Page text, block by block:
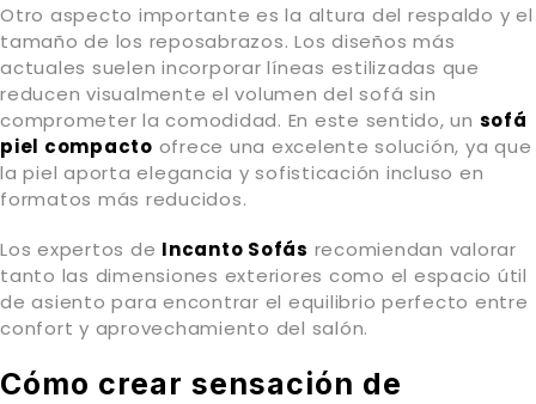
Otro aspecto importante es la altura del respaldo y el
tamaño de los reposabrazos. Los diseños más
actuales suelen incorporar líneas estilizadas que
reducen visualmente el volumen del sofá sin
comprometer la comodidad. En este sentido, un sofá
piel compacto ofrece una excelente solución, ya que
la piel aporta elegancia y sofisticación incluso en
formatos más reducidos.
Los expertos de Incanto Sofás recomiendan valorar
tanto las dimensiones exteriores como el espacio útil
de asiento para encontrar el equilibrio perfecto entre
confort y aprovechamiento del salón.
Cómo crear sensación de